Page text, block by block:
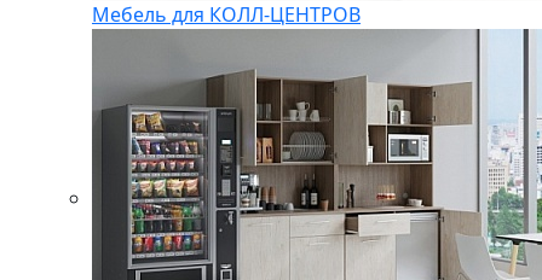
Мебель для КОЛЛ-ЦЕНТРОВ